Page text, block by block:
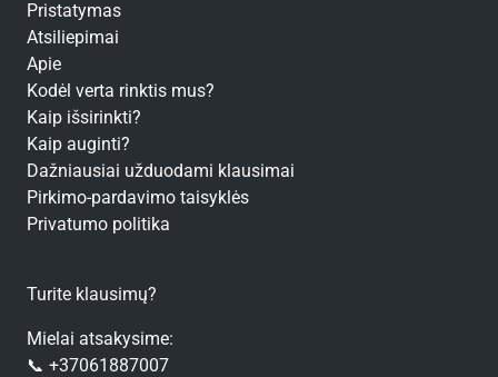
Pristatymas
Atsiliepimai
Apie
Kodėl verta rinktis mus?
Kaip išsirinkti?
Kaip auginti?
Dažniausiai užduodami klausimai
Pirkimo-pardavimo taisyklės
Privatumo politika
Turite klausimų?
Mielai atsakysime:
📞 +37061887007